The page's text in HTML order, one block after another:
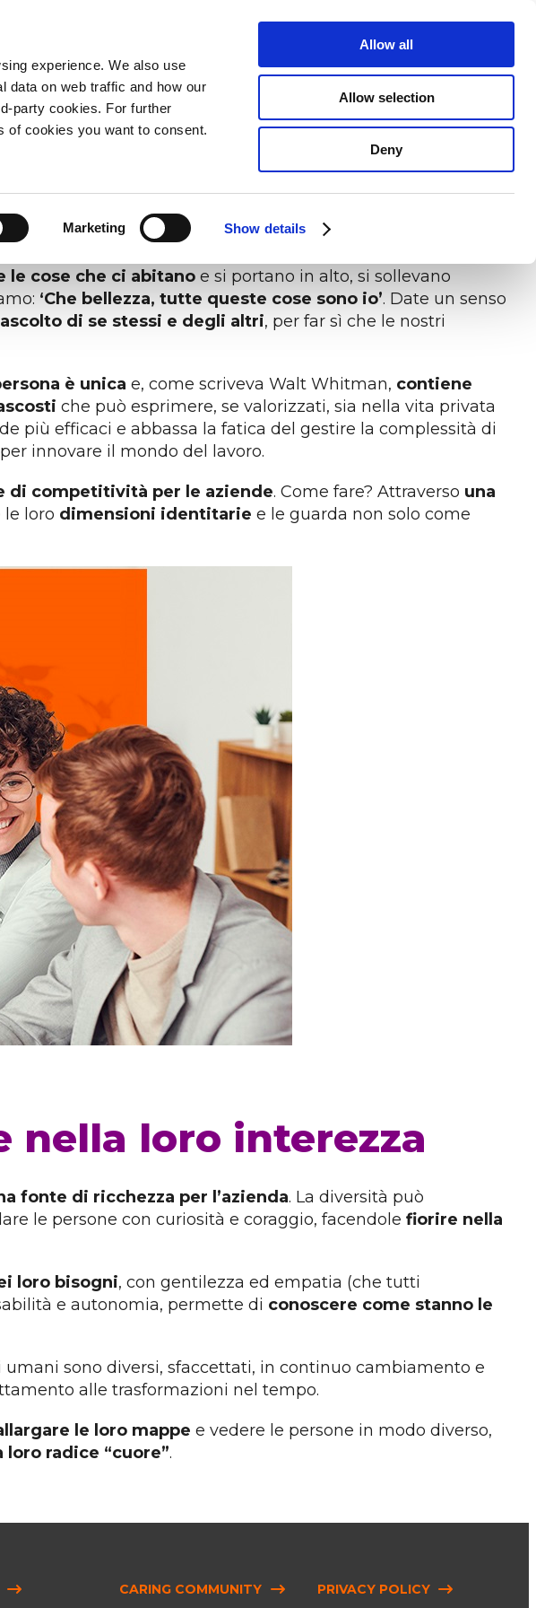
experience. We also use
data on web traffic and how our
party cookies. For further
of cookies you want to consent.
Marketing Show details
Allow all
Allow selection
Deny
Accedi alla piattaformariChiedi una CONSULENZA
persone
GENERI E GENERAZIONI
mentre apprendono
aziende
COMMUNITY CONTATTACI
distanza che proprio non mi convince. Quando la verbalizzo
, perché tutti noi siamo capaci di
la propria unicità è necessario capire di cosa essa è
le fragilità e le paure.Tutto questo deve essere allenato
le cose che ci abitano e si portano in alto, si sollevano
‘Che bellezza, tutte queste cose sono io’. Date un senso
di se stessi e degli altri, per far sì che le nostri
è unica e, come scriveva Walt Whitman, contiene
che può esprimere, se valorizzati, sia nella vita privata
più efficaci e abbassa la fatica del gestire la complessità di
innovare il mondo del lavoro.
di competitività per le aziende. Come fare? Attraverso una
le loro dimensioni identitarie e le guarda non solo come
nella loro interezza
fonte di ricchezza per l’azienda. La diversità può
le persone con curiosità e coraggio, facendole fiorire nella
loro bisogni, con gentilezza ed empatia (che tutti
e autonomia, permette di conoscere come stanno le
umani sono diversi, sfaccettati, in continuo cambiamento e
alle trasformazioni nel tempo.
le loro mappe e vedere le persone in modo diverso,
radice “cuore”.
CARING COMMUNITY PRIVACY POLICY